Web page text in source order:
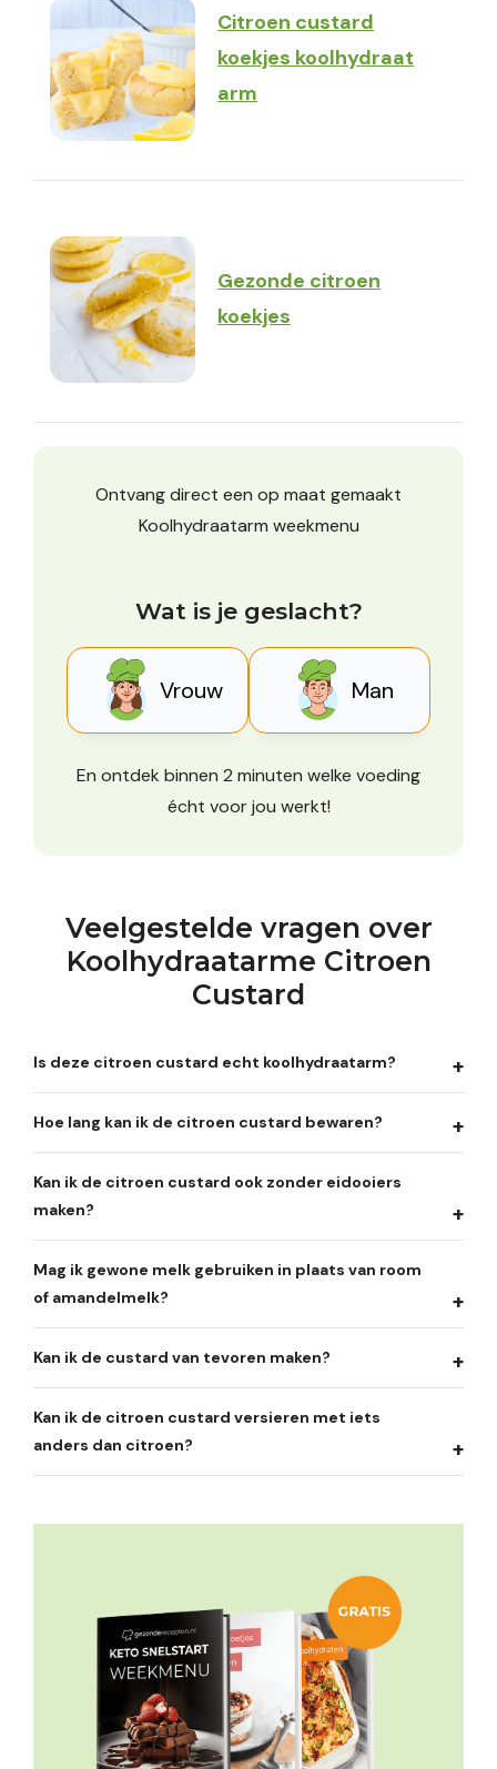
Citroen custard
koekjes koolhydraat
arm
Gezonde citroen
koekjes
Ontvang direct een op maat gemaakt
Koolhydraatarm weekmenu
Wat is je geslacht?
Vrouw Man
En ontdek binnen 2 minuten welke voeding
écht voor jou werkt!
Veelgestelde vragen over
Koolhydraatarme Citroen
Custard
Is deze citroen custard echt koolhydraatarm?
Hoe lang kan ik de citroen custard bewaren?
Kan ik de citroen custard ook zonder eidooiers
maken?
Mag ik gewone melk gebruiken in plaats van room
of amandelmelk?
Kan ik de custard van tevoren maken?
Kan ik de citroen custard versieren met iets
anders dan citroen?